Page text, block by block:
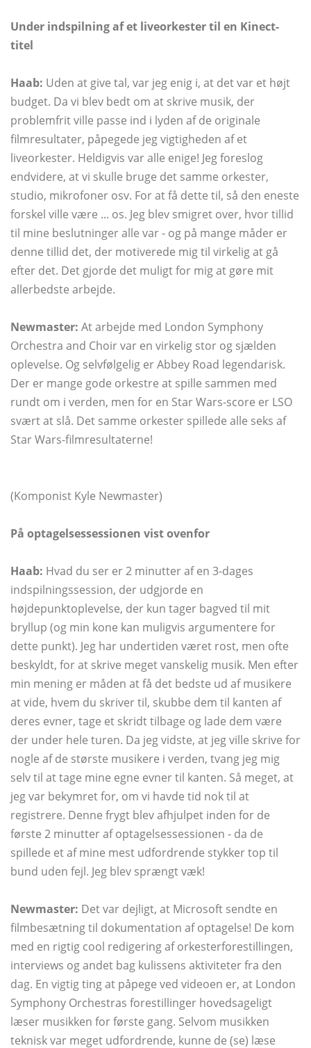
Under indspilning af et liveorkester til en Kinect-
titel
Haab: Uden at give tal, var jeg enig i, at det var et højt
budget. Da vi blev bedt om at skrive musik, der
problemfrit ville passe ind i lyden af ​​de originale
filmresultater, påpegede jeg vigtigheden af ​​et
liveorkester. Heldigvis var alle enige! Jeg foreslog
endvidere, at vi skulle bruge det samme orkester,
studio, mikrofoner osv. For at få dette til, så den eneste
forskel ville være ... os. Jeg blev smigret over, hvor tillid
til mine beslutninger alle var - og på mange måder er
denne tillid det, der motiverede mig til virkelig at gå
efter det. Det gjorde det muligt for mig at gøre mit
allerbedste arbejde.
Newmaster: At arbejde med London Symphony
Orchestra and Choir var en virkelig stor og sjælden
oplevelse. Og selvfølgelig er Abbey Road legendarisk.
Der er mange gode orkestre at spille sammen med
rundt om i verden, men for en Star Wars-score er LSO
svært at slå. Det samme orkester spillede alle seks af
Star Wars-filmresultaterne!
(Komponist Kyle Newmaster)
På optagelsessessionen vist ovenfor
Haab: Hvad du ser er 2 minutter af en 3-dages
indspilningssession, der udgjorde en
højdepunktoplevelse, der kun tager bagved til mit
bryllup (og min kone kan muligvis argumentere for
dette punkt). Jeg har undertiden været rost, men ofte
beskyldt, for at skrive meget vanskelig musik. Men efter
min mening er måden at få det bedste ud af musikere
at vide, hvem du skriver til, skubbe dem til kanten af ​​
deres evner, tage et skridt tilbage og lade dem være
der under hele turen. Da jeg vidste, at jeg ville skrive for
nogle af de største musikere i verden, tvang jeg mig
selv til at tage mine egne evner til kanten. Så meget, at
jeg var bekymret for, om vi havde tid nok til at
registrere. Denne frygt blev afhjulpet inden for de
første 2 minutter af optagelsessessionen - da de
spillede et af mine mest udfordrende stykker top til
bund uden fejl. Jeg blev sprængt væk!
Newmaster: Det var dejligt, at Microsoft sendte en
filmbesætning til dokumentation af optagelse! De kom
med en rigtig cool redigering af orkesterforestillingen,
interviews og andet bag kulissens aktiviteter fra den
dag. En vigtig ting at påpege ved videoen er, at London
Symphony Orchestras forestillinger hovedsageligt
læser musikken for første gang. Selvom musikken
teknisk var meget udfordrende, kunne de (se) læse